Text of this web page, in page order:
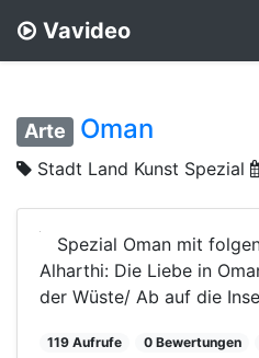
Vavideo
Arte Oman
Stadt Land Kunst Spezial
Spezial Oman mit
Alharthi: Die Liebe in
der Wüste/ Ab auf die
119 Aufrufe 0 Bewertungen